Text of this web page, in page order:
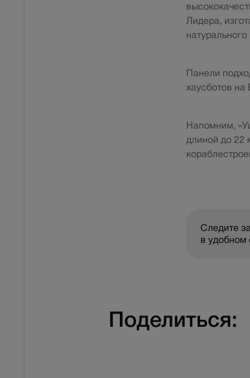
Лидера,
Панели
хаусботов на
Напомним,
длиной до 22
Следите
в удобном
Поделиться: